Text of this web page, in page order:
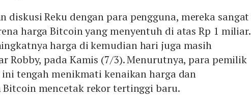
diskusi Reku dengan para pengguna, mereka sangat
harga Bitcoin yang menyentuh di atas Rp 1 miliar.
harga di kemudian hari juga masih
Robby, pada Kamis (7/3). Menurutnya, para pemilik
tengah menikmati kenaikan harga dan
mencetak rekor tertinggi baru.